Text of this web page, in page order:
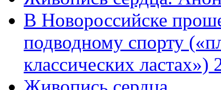
В Новороссийске
подводному спорту
классических